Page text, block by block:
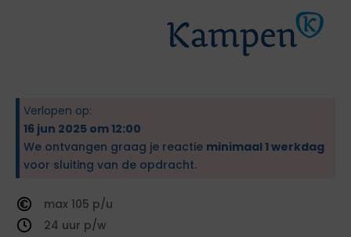
Verlopen op:
16 jun 2025 om 12:00
We ontvangen graag je reactie minimaal 1 werkdag
voor sluiting van de opdracht.
105
24